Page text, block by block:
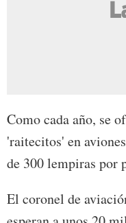
Como cada año, se
'raitecitos' en
de 300 lempiras por
El coronel de